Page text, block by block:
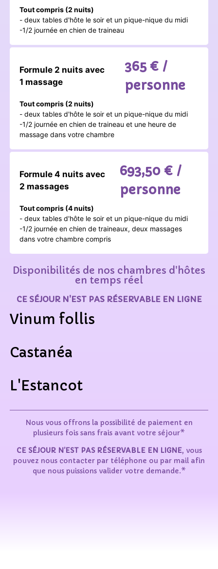
Tout compris (2 nuits)
- deux tables d'hôte le soir et un pique-nique du midi
-1/2 journée en chien de traineau
Formule 2 nuits avec
1 massage
365 € /
personne
Tout compris (2 nuits)
- deux tables d'hôte le soir et un pique-nique du midi
-1/2 journée en chien de traineau et une heure de
massage dans votre chambre
Formule 4 nuits avec
2 massages
693,50 € /
personne
Tout compris (4 nuits)
- deux tables d'hôte le soir et un pique-nique du midi
-1/2 journée en chien de traineaux, deux massages
dans votre chambre compris
Disponibilités de nos chambres d'hôtes
en temps réel
CE SÉJOUR N'EST PAS RÉSERVABLE EN LIGNE
Vinum follis
Castanéa
L'Estancot
Nous vous offrons la possibilité de paiement en
plusieurs fois sans frais avant votre séjour*
CE SÉJOUR N’EST PAS RÉSERVABLE EN LIGNE, vous
pouvez nous contacter par téléphone ou par mail afin
que nous puissions valider votre demande.*